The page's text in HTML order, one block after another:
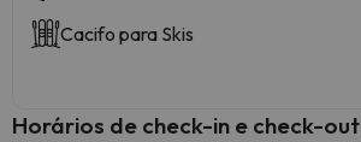
Cacifo para Skis
Horários de check-in e check-out